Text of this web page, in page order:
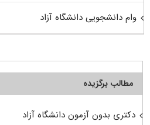
وام دانشجویی دانشگاه آزاد
مطالب برگزیده
دکتری بدون آزمون دانشگاه آزاد